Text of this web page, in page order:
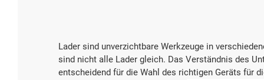
Lader sind unverzichtbare Werkzeuge in
sind nicht alle Lader gleich. Das Verständnis des
entscheidend für die Wahl des richtigen Geräts für